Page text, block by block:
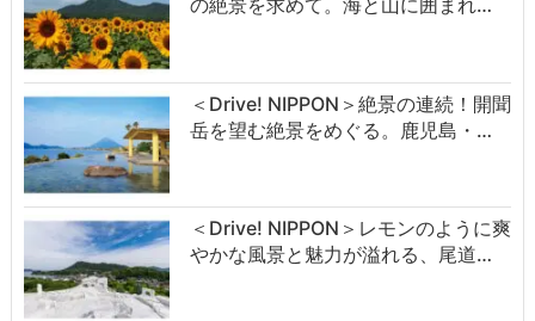
＜Drive! NIPPON＞絶景の連続！開聞
岳を望む絶景をめぐる。鹿児島・…
＜Drive! NIPPON＞レモンのように爽
やかな風景と魅力が溢れる、尾道…